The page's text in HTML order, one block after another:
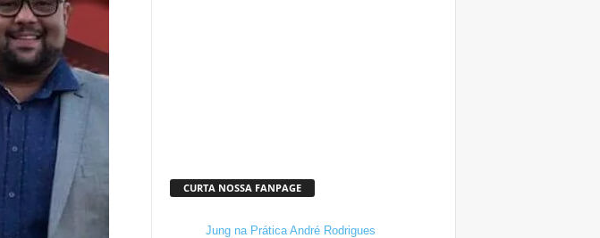
CURTA NOSSA FANPAGE
Jung na Prática André Rodrigues